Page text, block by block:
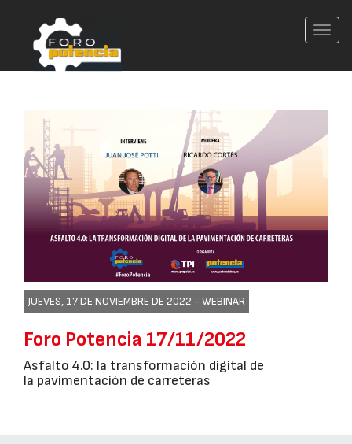
JUEVES, 17 DE NOVIEMBRE DE 2022 - WEBINAR
Foro Potencia 17/11/2022
Asfalto 4.0: la transformación digital de
la pavimentación de carreteras